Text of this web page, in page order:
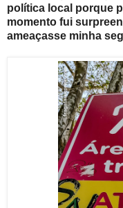
política local porque
momento fui
ameaçasse minha